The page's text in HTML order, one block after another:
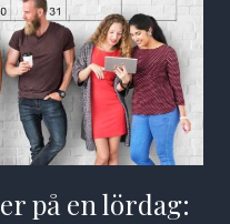
på en lördag: